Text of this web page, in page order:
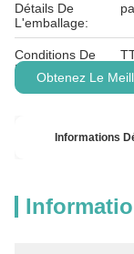
Détails De
L'emballage:
Conditions De
Paiement:
Obtenez Le
Informations